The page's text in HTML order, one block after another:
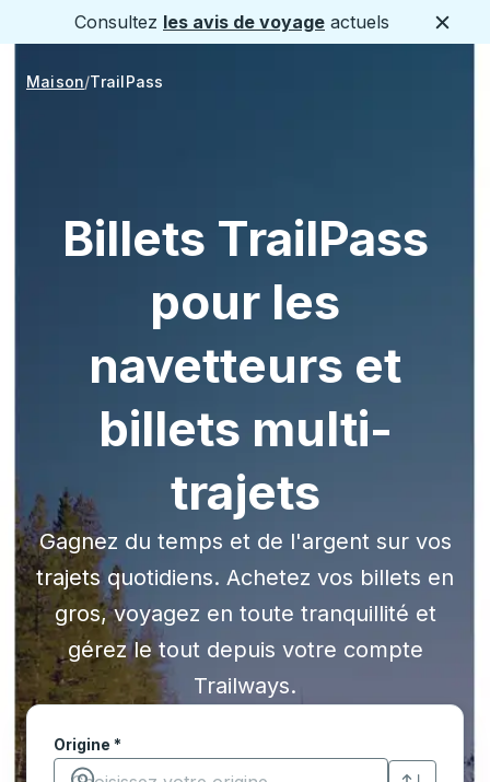
Consultez les avis de voyage actuels
Maison TrailPass
Billets TrailPass
pour les
navetteurs et
billets multi-
trajets
Gagnez du temps et de l'argent sur vos
trajets quotidiens. Achetez vos billets en
gros, voyagez en toute tranquillité et
gérez le tout depuis votre compte
Trailways.
Origine *
Commencez à saisir la ville d'origine pour ouvrir
Commencez à saisir la ville d'origine pour ouvrir